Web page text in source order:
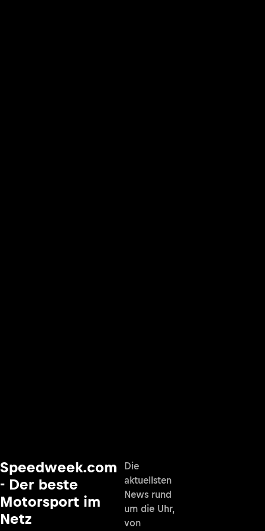
Speedweek.com
- Der beste
Motorsport im
Netz
Die
aktuellsten
News rund
um die Uhr,
von